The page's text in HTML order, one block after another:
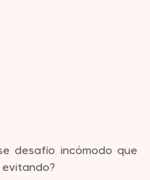
desafío incómodo que